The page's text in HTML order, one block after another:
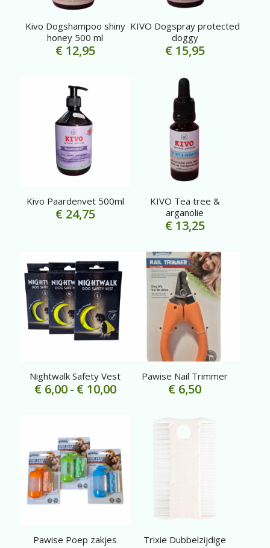
Kivo Dogshampoo shiny
honey 500 ml
€12,95
KIVO Dogspray protected
doggy
€15,95
Kivo Paardenvet 500ml
€24,75
KIVO Tea tree &
arganolie
€13,25
Nightwalk Safety Vest
€6,00 - €10,00Prijsklasse:
Pawise Nail Trimmer
€ 6,50
Pawise Poep zakjes
Trixie Dubbelzijdige